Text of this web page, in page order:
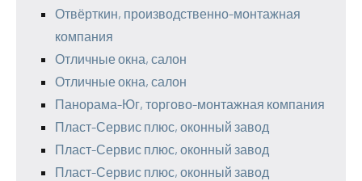
Отвёрткин, производственно-монтажная
компания
Отличные окна, салон
Отличные окна, салон
Панорама-Юг, торгово-монтажная компания
Пласт-Сервис плюс, оконный завод
Пласт-Сервис плюс, оконный завод
Пласт-Сервис плюс, оконный завод